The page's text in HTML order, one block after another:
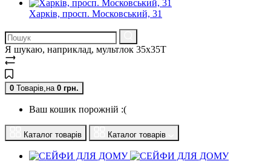
Харків, просп. Московський, 31
Я шукаю, наприклад, мультлок 35x35T
0 Товарів,на 0 грн.
Ваш кошик порожній :(
Каталог товарів Каталог товарів